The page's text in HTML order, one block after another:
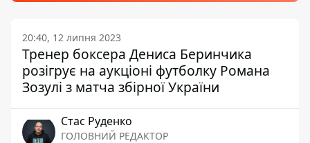
20:40, 12 липня 2023
Тренер боксера Дениса Беринчика
розігрує на аукціоні футболку Романа
Зозулі з матча збірної України
Стас Руденко
ГОЛОВНИЙ РЕДАКТОР